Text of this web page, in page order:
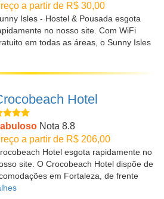
a partir de R$ 30,00
Isles - Hostel & Pousada esgota
no nosso site. Com WiFi
em todas as áreas, o Sunny Isles
Hotel
Nota 8.8
a partir de R$ 206,00
Hotel esgota rapidamente no
site. O Crocobeach Hotel dispõe de
em Fortaleza, de frente